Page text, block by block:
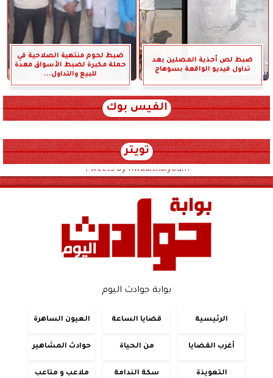
ضبط لص أحذية المصلين بعد
تداول فيديو الواقعة بسوهاج
ضبط لحوم منتهية الصلاحية في
حملة مكبرة لضبط الأسواق معدة
للبيع والتداول...
الفيس بوك
تويتر
Tweets by hwadithalyoum
بوابة حوادث اليوم
الرئيسية قضايا الساعة العيون الساهرة
أغرب القضايا من الحياة حوادث المشاهير
التعويذة سكة الندامة ملاعب و متاعب